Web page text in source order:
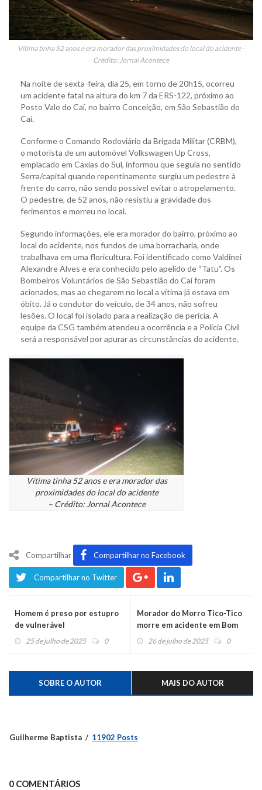
Vítima tinha 52 anos e era morador das proximidades do local do acidente -
Crédito: Jornal Acontece
Na noite de sexta-feira, dia 25, em torno de 20h15, ocorreu
um acidente fatal na altura do km 7 da ERS-122, próximo ao
Posto Vale do Caí, no bairro Conceição, em São Sebastião do
Caí.
Conforme o Comando Rodoviário da Brigada Militar (CRBM),
o motorista de um automóvel Volkswagen Up Cross,
emplacado em Caxias do Sul, informou que seguia no sentido
Serra/capital quando repentinamente surgiu um pedestre à
frente do carro, não sendo possível evitar o atropelamento.
O pedestre, de 52 anos, não resistiu a gravidade dos
ferimentos e morreu no local.
Segundo informações, ele era morador do bairro, próximo ao
local do acidente, nos fundos de uma borracharia, onde
trabalhava em uma floricultura. Foi identificado como Valdinei
Alexandre Alves e era conhecido pelo apelido de “Tatu”. Os
Bombeiros Voluntários de São Sebastião do Caí foram
acionados, mas ao chegarem no local a vítima já estava em
óbito. Já o condutor do veículo, de 34 anos, não sofreu
lesões. O local foi isolado para a realização de perícia. A
equipe da CSG também atendeu a ocorrência e a Polícia Civil
será a responsável por apurar as circunstâncias do acidente.
Vítima tinha 52 anos e era morador das
proximidades do local do acidente
– Crédito: Jornal Acontece
Compartilhar Compartilhar no Facebook
Compartilhar no Twitter
Homem é preso por estupro
de vulnerável
25 de julho de 2025 0
Morador do Morro Tico-Tico
morre em acidente em Bom
Princípio
26 de julho de 2025 0
SOBRE O AUTOR MAIS DO AUTOR
Guilherme Baptista 11902 Posts
0 COMENTÁRIOS